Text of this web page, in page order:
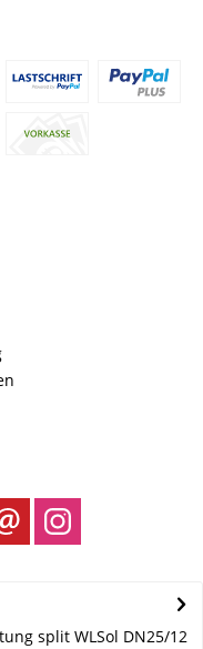
split WLSol DN25/12